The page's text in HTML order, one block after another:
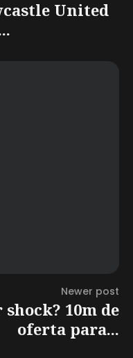
United
Newer post
10m de
oferta para...